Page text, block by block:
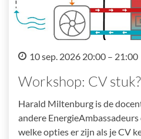
10 sep. 2026 20:00 – 21:00
Workshop: CV
Harald Miltenburg is de
andere
welke opties er zijn als je CV